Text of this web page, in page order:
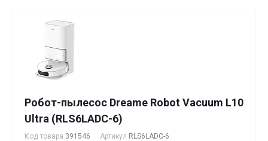
Робот-пылесос Dreame Robot Vacuum L10
Ultra (RLS6LADC-6)
Код товара 391546 Артикул RLS6LADC-6